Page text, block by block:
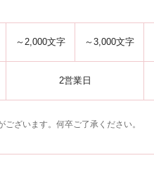
～2,000文字 ～3,000文字
2営業日
ざいます。何卒ご了承ください。